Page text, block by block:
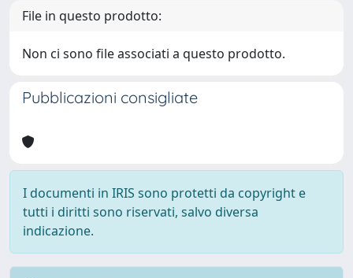
File in questo prodotto:
Non ci sono file associati a questo prodotto.
Pubblicazioni consigliate
I documenti in IRIS sono protetti da copyright e
tutti i diritti sono riservati, salvo diversa
indicazione.